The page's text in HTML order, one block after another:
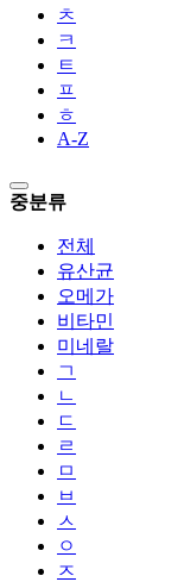
ㅊ
ㅋ
ㅌ
ㅍ
ㅎ
A-Z
중분류
전체
유산균
오메가
비타민
미네랄
ㄱ
ㄴ
ㄷ
ㄹ
ㅁ
ㅂ
ㅅ
ㅇ
ㅈ